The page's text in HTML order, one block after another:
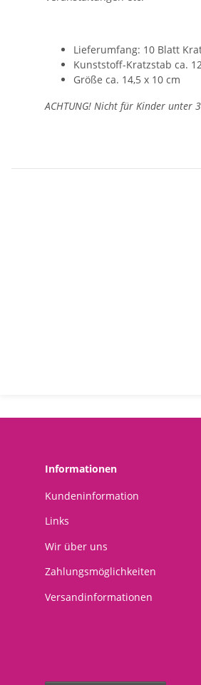
Lieferumfang: 10 Blatt
Kunststoff-Kratzstab ca.
Größe ca. 14,5 x 10 cm
ACHTUNG! Nicht für Kinder unter
Informationen
Kundeninformation
Links
Wir über uns
Zahlungsmöglichkeiten
Versandinformationen